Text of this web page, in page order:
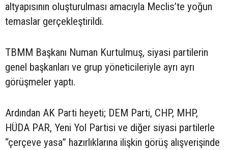
altyapısının oluşturulması amacıyla Meclis’te yoğun
temaslar gerçekleştirildi.
TBMM Başkanı Numan Kurtulmuş, siyasi partilerin
genel başkanları ve grup yöneticileriyle ayrı ayrı
görüşmeler yaptı.
Ardından AK Parti heyeti; DEM Parti, CHP, MHP,
HÜDA PAR, Yeni Yol Partisi ve diğer siyasi partilerle
“çerçeve yasa” hazırlıklarına ilişkin görüş alışverişinde